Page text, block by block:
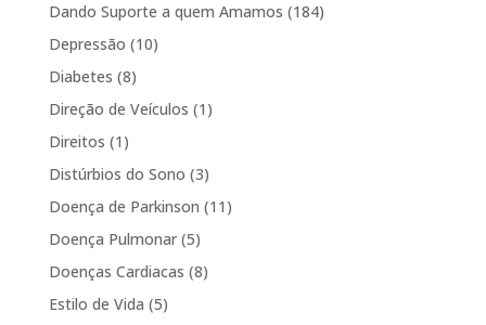
Dando Suporte a quem Amamos (184)
Depressão (10)
Diabetes (8)
Direção de Veículos (1)
Direitos (1)
Distúrbios do Sono (3)
Doença de Parkinson (11)
Doença Pulmonar(5)
Doenças Cardiacas (8)
Estilo de Vida (5)